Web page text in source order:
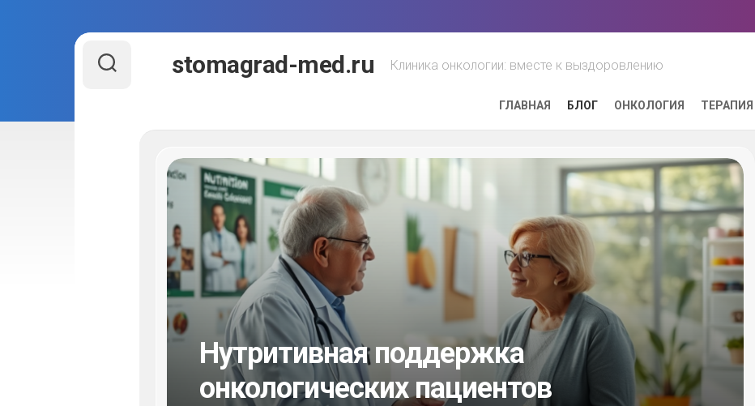
stomagrad-med.ru Клиника онкологии: вместе к выздоровлению
ГЛАВНАЯ БЛОГ ОНКОЛОГИЯ ТЕРАПИЯ
Нутритивная поддержка
онкологических пациентов